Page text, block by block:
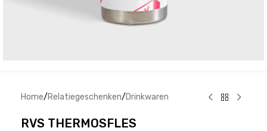
Home/Relatiegeschenken/Drinkwaren
RVS THERMOSFLES